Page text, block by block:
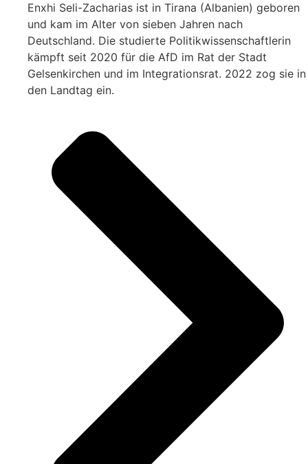
Enxhi Seli-Zacharias ist in Tirana (Albanien) geboren
und kam im Alter von sieben Jahren nach
Deutschland. Die studierte Politikwissenschaftlerin
kämpft seit 2020 für die AfD im Rat der Stadt
Gelsenkirchen und im Integrationsrat. 2022 zog sie in
den Landtag ein.